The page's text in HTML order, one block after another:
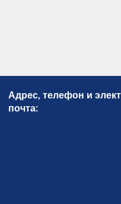
Адрес, телефон и
почта: